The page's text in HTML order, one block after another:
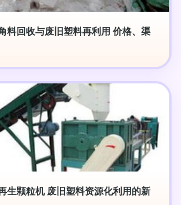
料回收与废旧塑料再利用 价格、渠
生颗粒机 废旧塑料资源化利用的新